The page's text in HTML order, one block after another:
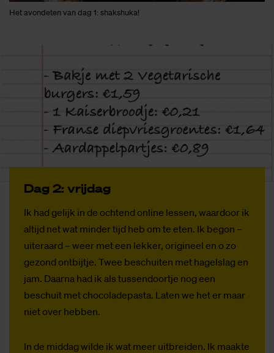
Het avondeten van dag 1: shakshuka!
Dag 2: vrij­dag
Ik had gelijk in de ochtend online lessen, waardoor ik
altijd net wat minder tijd heb om te eten. Ik begon –
uiteraard – weer met een lekker, origineel en o zo
gezond ontbijtje. Twee beschuiten met hagelslag en
jam. Daarna had ik als tussendoortje nog een
beschuit met chocoladepasta. Laten we het er maar
niet over hebben.
In de middag wilde ik wat meer uitbreiden. Ik maakte